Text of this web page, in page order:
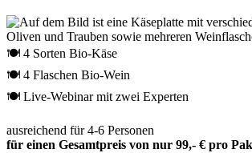
🍽 4 Sorten Bio-Käse
🍽 4 Flaschen Bio-Wein
🍽 Live-Webinar mit zwei Experten
ausreichend für 4-6 Personen
für einen Gesamtpreis von nur 99,- € pro